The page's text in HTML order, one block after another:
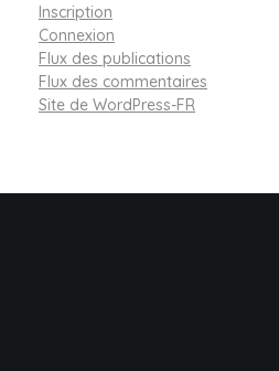
Inscription
Connexion
Flux des publications
Flux des commentaires
Site de WordPress-FR